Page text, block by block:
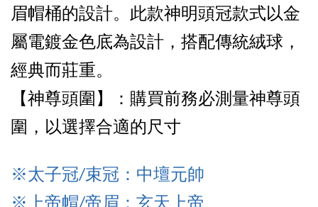
眉帽桶的設計。此款神明頭冠款式以金
屬電鍍金色底為設計，搭配傳統絨球，
經典而莊重。
【神尊頭圍】：購買前務必測量神尊頭
圍，以選擇合適的尺寸
※太子冠/束冠：中壇元帥